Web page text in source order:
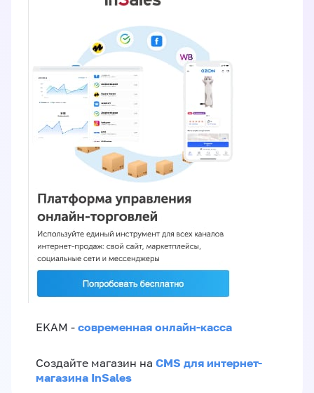
EKAM - современная онлайн-касса
Создайте магазин на CMS для интернет-
магазина InSales